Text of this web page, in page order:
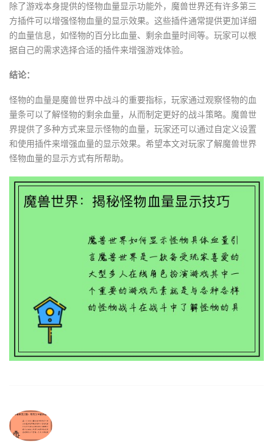
除了游戏本身提供的怪物血量显示功能外，魔兽世界还有许多第三
方插件可以增强怪物血量的显示效果。这些插件通常提供更加详细
的血量信息，如怪物的百分比血量、剩余血量时间等。玩家可以根
据自己的需求选择合适的插件来增强游戏体验。
结论：
怪物的血量是魔兽世界中战斗的重要指标，玩家通过观察怪物的血
量条可以了解怪物的剩余血量，从而制定更好的战斗策略。魔兽世
界提供了多种方式来显示怪物的血量，玩家还可以通过自定义设置
和使用插件来增强血量的显示效果。希望本文对玩家了解魔兽世界
怪物血量的显示方式有所帮助。